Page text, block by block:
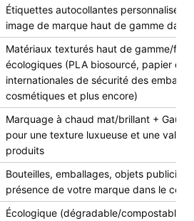
Étiquettes autocollantes
image de marque haut de gamme
Matériaux texturés haut de gamme/
écologiques (PLA biosourcé, papier de
internationales de sécurité des
cosmétiques et plus encore)
Marquage à chaud mat/brillant +
pour une texture luxueuse et une
produits
Bouteilles, emballages, objets
présence de votre marque dans le
Écologique (dégradable/